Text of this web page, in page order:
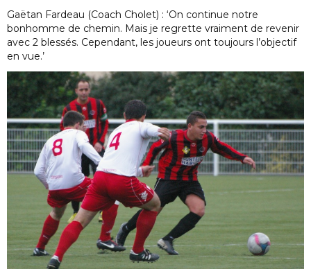
Gaëtan Fardeau (Coach Cholet) : ‘On continue notre
bonhomme de chemin. Mais je regrette vraiment de revenir
avec 2 blessés. Cependant, les joueurs ont toujours l’objectif
en vue.’